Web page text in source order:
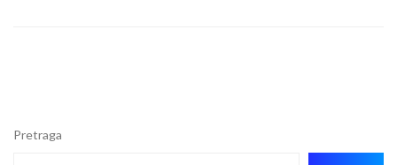
Pretraga